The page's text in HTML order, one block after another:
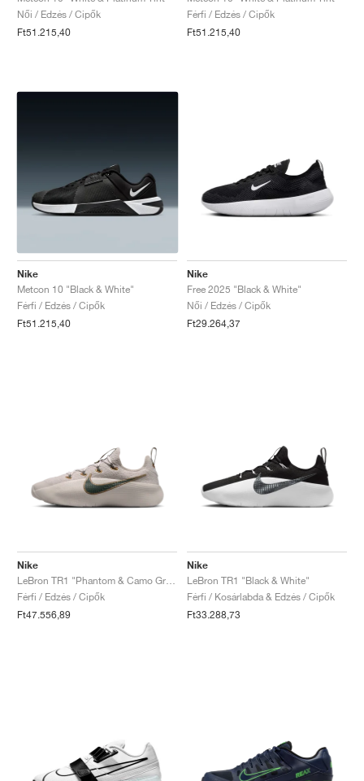
Női / Edzés / Cipők
Ft51.215,40
Férfi / Edzés / Cipők
Ft51.215,40
Nike
Metcon 10 "Black & White"
Férfi / Edzés / Cipők
Ft51.215,40
Nike
Free 2025 "Black & White"
Női / Edzés / Cipők
Ft29.264,37
Nike
Férfi / Edzés / Cipők
Ft47.556,89
Nike
LeBron TR1 "Black & White"
Férfi / Kosárlabda & Edzés / Cipők
Ft33.288,73